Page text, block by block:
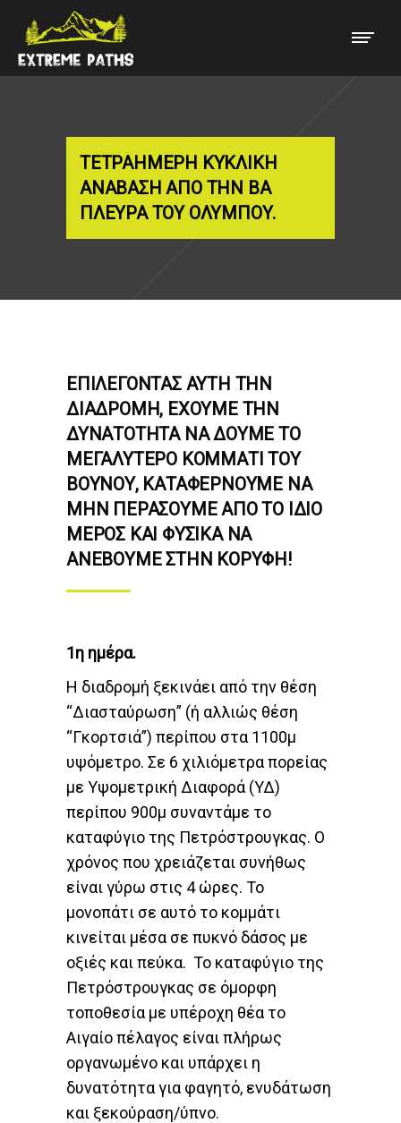
ΤΕΤΡΑΉΜΕΡΗ ΚΥΚΛΙΚΉ
ΑΝΆΒΑΣΗ ΑΠΌ ΤΗΝ ΒΑ
ΠΛΕΥΡΆ ΤΟΥ ΟΛΎΜΠΟΥ.
ΕΠΙΛΈΓΟΝΤΑΣ ΑΥΤΉ ΤΗΝ
ΔΙΑΔΡΟΜΉ, ΈΧΟΥΜΕ ΤΗΝ
ΔΥΝΑΤΌΤΗΤΑ ΝΑ ΔΟΎΜΕ ΤΟ
ΜΕΓΑΛΎΤΕΡΟ ΚΟΜΜΆΤΙ ΤΟΥ
ΒΟΥΝΟΎ, ΚΑΤΑΦΈΡΝΟΥΜΕ ΝΑ
ΜΗΝ ΠΕΡΆΣΟΥΜΕ ΑΠΌ ΤΟ ΊΔΙΟ
ΜΈΡΟΣ ΚΑΙ ΦΥΣΙΚΆ ΝΑ
ΑΝΕΒΟΎΜΕ ΣΤΗΝ ΚΟΡΥΦΉ!
1η ημέρα.
Η διαδρομή ξεκινάει από την θέση
“Διασταύρωση” (ή αλλιώς θέση
“Γκορτσιά”) περίπου στα 1100μ
υψόμετρο. Σε 6 χιλιόμετρα πορείας
με Υψομετρική Διαφορά (ΥΔ)
περίπου 900μ συναντάμε το
καταφύγιο της Πετρόστρουγκας. Ο
χρόνος που χρειάζεται συνήθως
είναι γύρω στις 4 ώρες. Το
μονοπάτι σε αυτό το κομμάτι
κινείται μέσα σε πυκνό δάσος με
οξιές και πεύκα. Το καταφύγιο της
Πετρόστρουγκας σε όμορφη
τοποθεσία με υπέροχη θέα το
Αιγαίο πέλαγος είναι πλήρως
οργανωμένο και υπάρχει η
δυνατότητα για φαγητό, ενυδάτωση
και ξεκούραση/ύπνο.